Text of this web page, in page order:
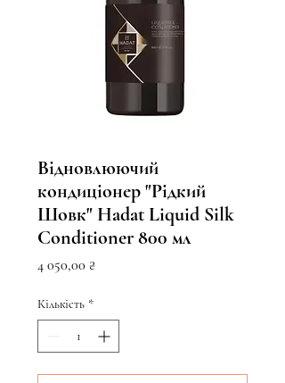
Відновлюючий
кондиціонер "Рідкий
Шовк" Hadat Liquid Silk
Conditioner 800 мл
4 050,00 ₴
Кількість *